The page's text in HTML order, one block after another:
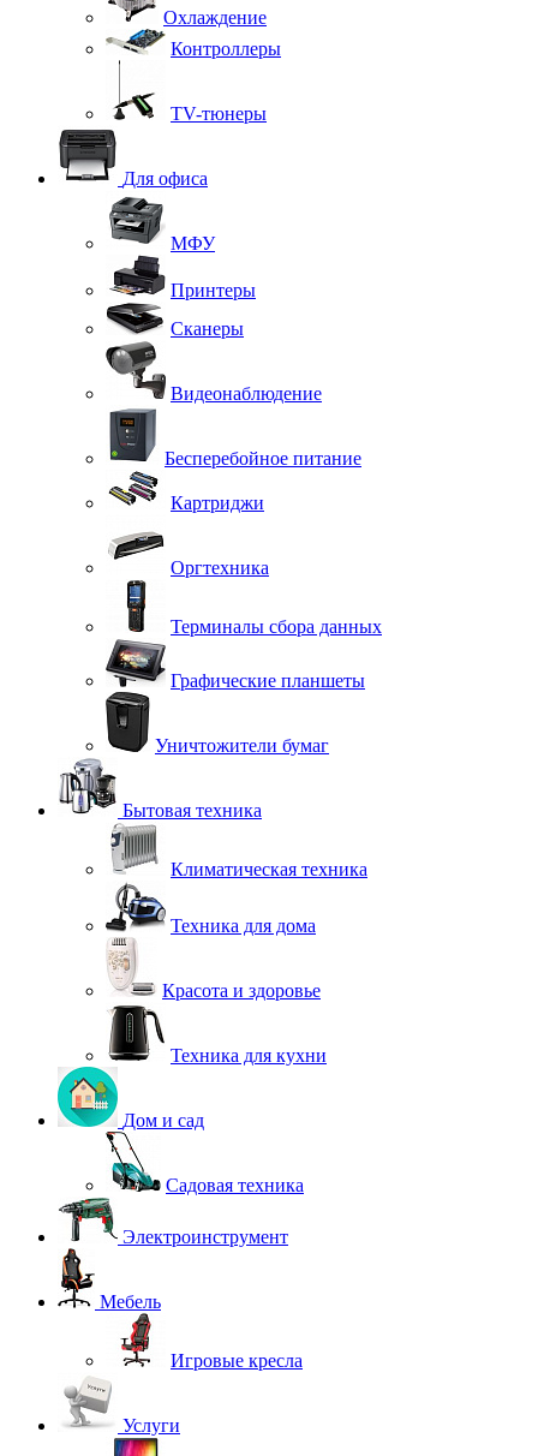
Охлаждение
Контроллеры
TV-тюнеры
Для офиса
МФУ
Принтеры
Сканеры
Видеонаблюдение
Бесперебойное питание
Картриджи
Оргтехника
Терминалы сбора данных
Графические планшеты
Уничтожители бумаг
Бытовая техника
Климатическая техника
Техника для дома
Красота и здоровье
Техника для кухни
Дом и сад
Садовая техника
Электроинструмент
Мебель
Игровые кресла
Услуги